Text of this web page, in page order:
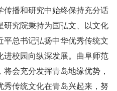
传播和研究中始终保持充分话
研究院秉持为国弘文、以文化
平总书记弘扬中华优秀传统文
进校园向纵深发展。曲阜师范
会充分发挥青岛地缘优势，
传统文化在青岛兴起来，努